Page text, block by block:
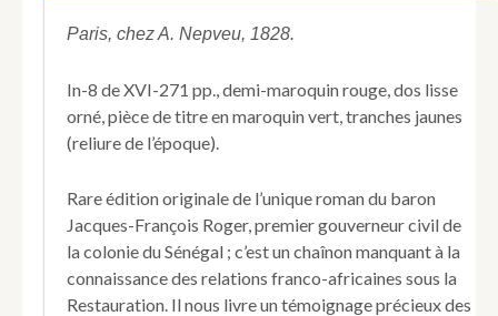
publiée
le
Baron
Roger,
la
Légion
d'Honneur,
ex-
commandant
Paris, chez A. Nepveu, 1828.
In-8 de XVI-271 pp., demi-maroquin rouge, dos lisse
orné, pièce de titre en maroquin vert, tranches jaunes
(reliure de l’époque).
Rare édition originale de l’unique roman du baron
Jacques-François Roger, premier gouverneur civil de
la colonie du Sénégal ; c’est un chaînon manquant à la
connaissance des relations franco-africaines sous la
Restauration. Il nous livre un témoignage précieux des